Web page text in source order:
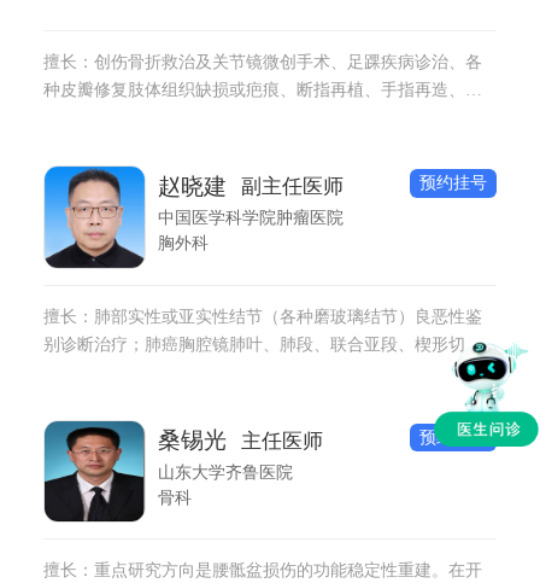
擅长：创伤骨折救治及关节镜微创手术、足踝疾病诊治、各
种皮瓣修复肢体组织缺损或疤痕、断指再植、手指再造、手
赵晓建 副主任医师
中国医学科学院肿瘤医院
胸外科
预约挂号
擅长：肺部实性或亚实性结节（各种磨玻璃结节）良恶性鉴
别诊断治疗；肺癌胸腔镜肺叶、肺段、联合亚段、楔形切除
等微创手术；肺结节消融治疗；肺错构瘤等良性肿瘤及肺部
隔离症微创手术；纵膈肿瘤（包括胸腺瘤）诊断手术（经胸
腔或剑突下入路）治疗；食管癌及食管良性肿瘤（食管平滑
肌瘤及间质瘤）胸腔镜微创治疗；手汗症微创手术；胸部外
伤（多根多处肋骨骨折、血气胸、连枷胸）创伤急救及重症
患者救治；气管及食管异物；肺部及食管手术后并发症处
桑锡光 主任医师
山东大学齐鲁医院
骨科
预约挂号
擅长：重点研究方向是腰骶盆损伤的功能稳定性重建。在开